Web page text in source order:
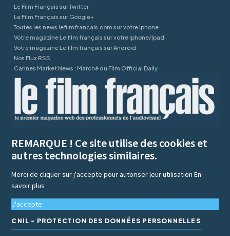
Le Film Français sur Twitter
Le Film Français sur Google+
Toutes les news lefilmfrancais.com sur votre Iphone
Votre magazine Le film français sur votre Iphone/Ipad
Votre magazine Le film français sur Android
Nos Flux RSS
Cannes Market News : Marché du Film Official Daily
REMARQUE ! Ce site utilise des cookies et
autres technologies similaires.
Merci de cliquer sur j'accepte pour autoriser leur utilisationEn
savoir plus
J'accepte
CNIL - PROTECTION DES DONNÉES PERSONNELLES